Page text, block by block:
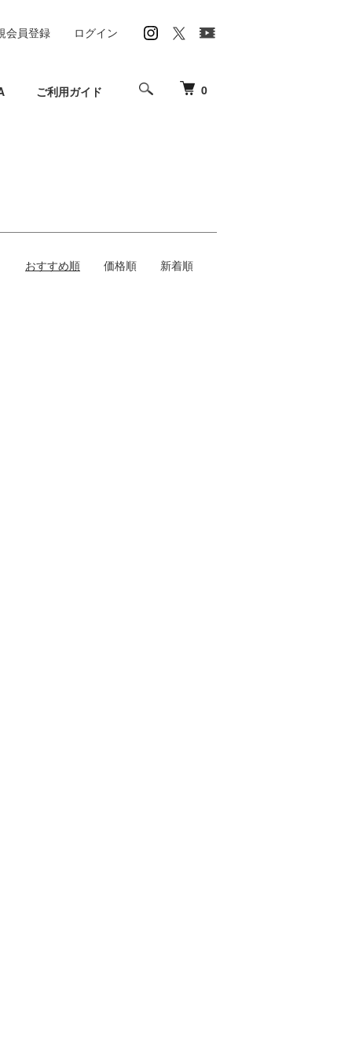
0
ご利用ガイド
会員登録 ログイン
おすすめ順 価格順 新着順